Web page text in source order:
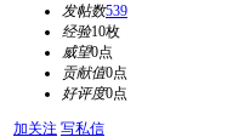
发帖数539
经验10枚
威望0点
贡献值0点
好评度0点
加关注 写私信